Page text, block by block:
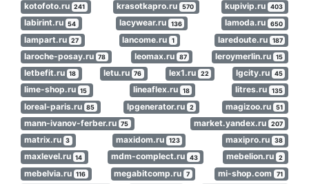
kotofoto.ru 241 krasotkapro.ru 570 kupivip.ru 403
labirint.ru 54 lacywear.ru 136 lamoda.ru 650
lampart.ru 27 lancome.ru 1 laredoute.ru 187
laroche-posay.ru 78 leomax.ru 87 leroymerlin.ru 15
letbefit.ru 18 letu.ru 76 lex1.ru 22 lgcity.ru 45
lime-shop.ru 15 lineaflex.ru 18 litres.ru 135
loreal-paris.ru 85 lpgenerator.ru 2 magizoo.ru 51
mann-ivanov-ferber.ru 75 market.yandex.ru 207
matrix.ru 3 maxidom.ru 123 maxipro.ru 38
maxlevel.ru 14 mdm-complect.ru 43 mebelion.ru 2
mebelvia.ru 116 megabitcomp.ru 7 mi-shop.com 71